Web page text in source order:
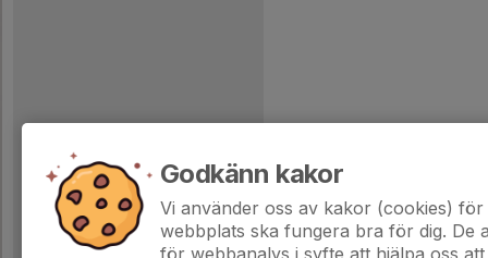
Godkänn kakor
Vi använder oss av kakor (cookies)
webbplats ska fungera bra för dig. De
för webbanalys i syfte att hjälpa oss